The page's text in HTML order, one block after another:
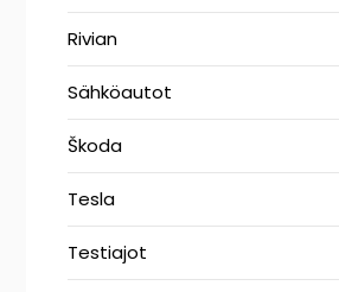
Rivian
Sähköautot
Škoda
Tesla
Testiajot